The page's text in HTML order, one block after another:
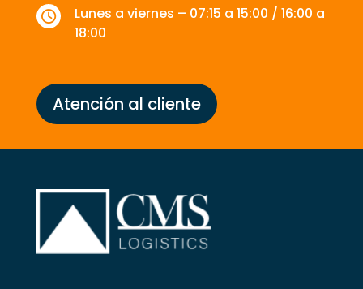

Lunes a viernes – 07:15 a 15:00 / 16:00 a
18:00
Atención al cliente